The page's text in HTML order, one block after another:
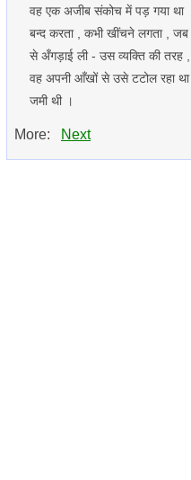
वह एक अजीब संकोच में पड़ गया था
बन्द करता , कभी खींचने लगता ,
से अँगड़ाई ली - उस व्यक्ति की तरह
वह अपनी आँखों से उसे टटोल रहा था
जमी थी ।
More: Next